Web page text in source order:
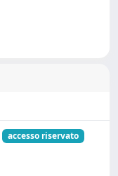
accesso riservato